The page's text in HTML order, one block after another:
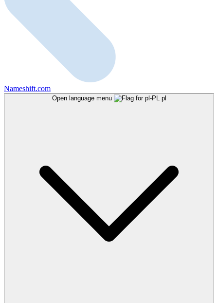
Nameshift.com
Open language menu pl